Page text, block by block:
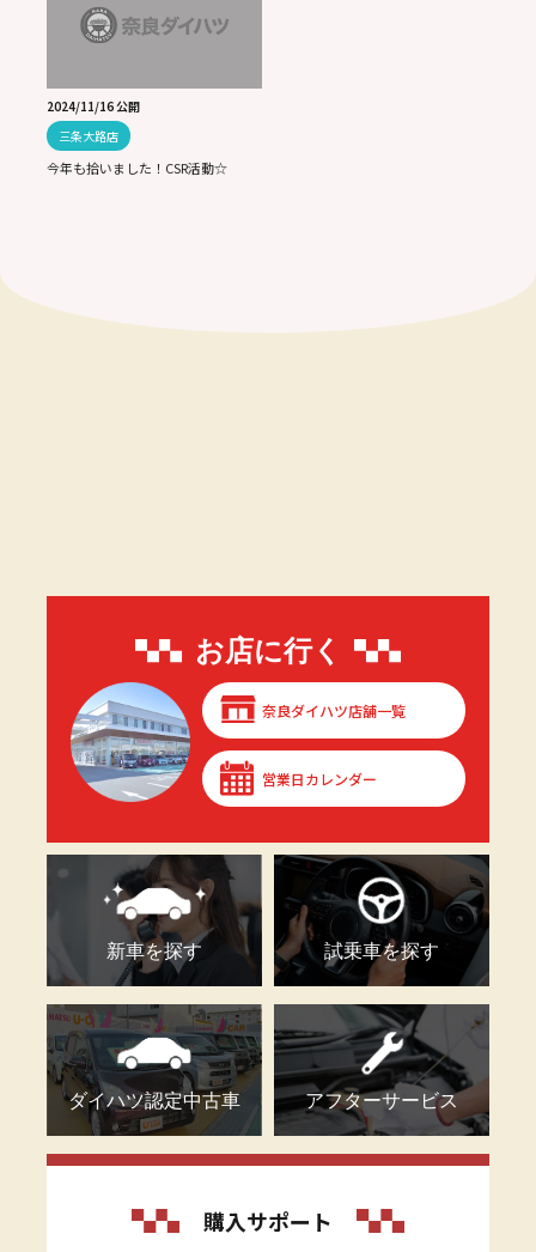
2024/11/16 公開
三条大路店
今年も拾いました！CSR活動☆
お店に行く
奈良ダイハツ店舗一覧
営業日カレンダー
新車を探す 試乗車を探す
ダイハツ認定中古車 アフターサービス
購入サポート